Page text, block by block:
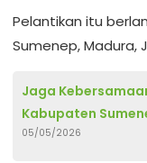
Pelantikan itu
Sumenep, Madura,
Jaga
Kabupaten
05/05/2026